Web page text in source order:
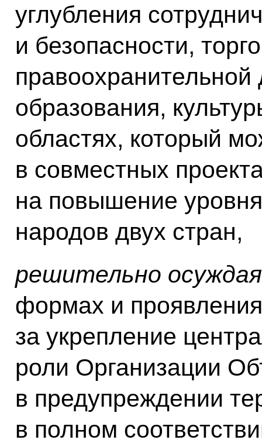
углубления
и безопасности,
правоохранительной
образования,
областях, который
в совместных
на повышение
народов двух стран,
решительно осуждая
формах и
за укрепление
роли Организации
в предупреждении
в полном